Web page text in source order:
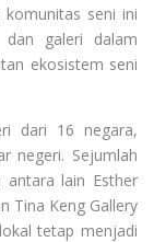
seni ini
dan galeri dalam
ekosistem seni
dari 16 negara,
negeri. Sejumlah
antara lain Esther
Tina Keng Gallery
tetap menjadi